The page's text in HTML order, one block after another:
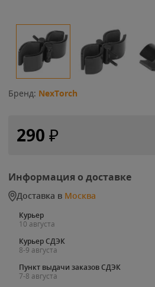
Бренд: NexTorch
290 ₽
Информация о доставке
Доставка в Москва
Курьер
10 августа
Курьер СДЭК
8-9 августа
Пункт выдачи заказов СДЭК
7-8 августа